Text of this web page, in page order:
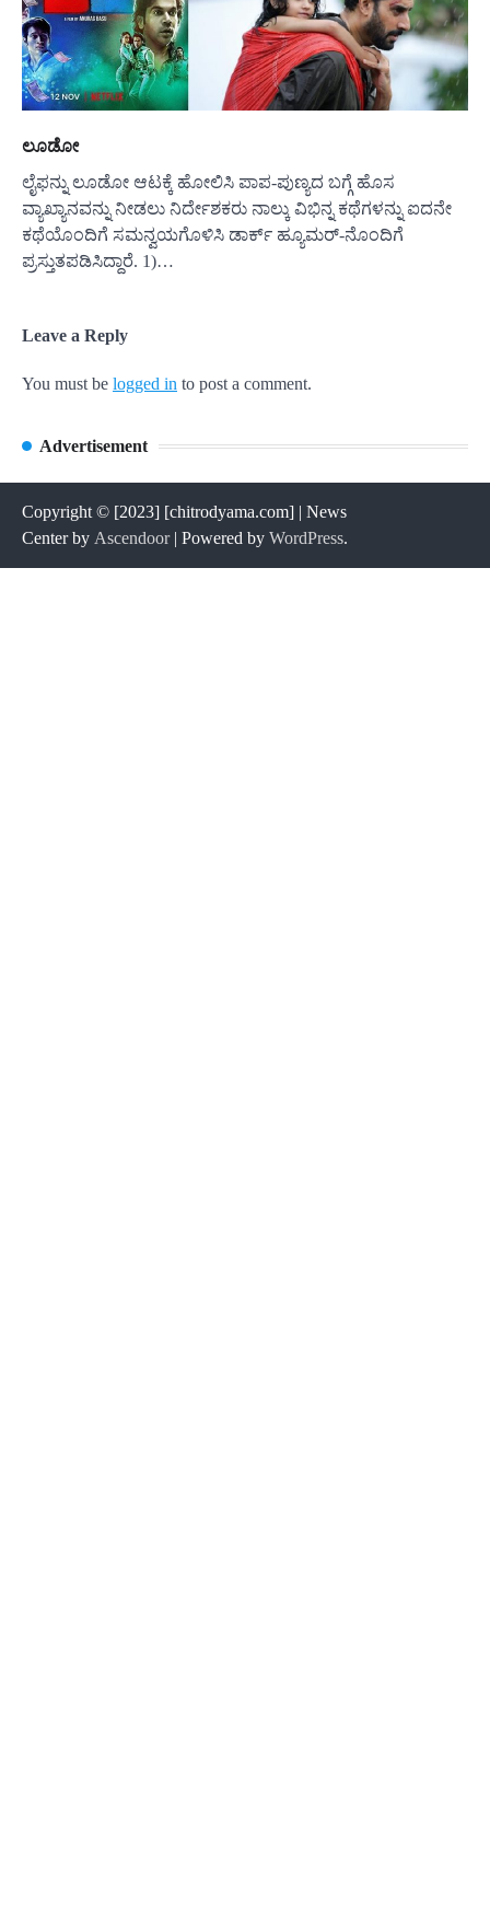
ಲೂಡೋ
ಲೈಫನ್ನು ಲೂಡೋ ಆಟಕ್ಕೆ ಹೋಲಿಸಿ ಪಾಪ-ಪುಣ್ಯದ ಬಗ್ಗೆ ಹೊಸ
ವ್ಯಾಖ್ಯಾನವನ್ನು ನೀಡಲು ನಿರ್ದೇಶಕರು ನಾಲ್ಕು ವಿಭಿನ್ನ ಕಥೆಗಳನ್ನು ಐದನೇ
ಕಥೆಯೊಂದಿಗೆ ಸಮನ್ವಯಗೊಳಿಸಿ ಡಾರ್ಕ್ ಹ್ಯೂಮರ್-ನೊಂದಿಗೆ
ಪ್ರಸ್ತುತಪಡಿಸಿದ್ದಾರೆ. 1)…
Leave a Reply
You must be logged in to post a comment.
Advertisement
Copyright © [2023] [chitrodyama.com] | News
Center by Ascendoor| Powered by WordPress.